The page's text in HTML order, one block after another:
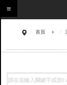
首頁